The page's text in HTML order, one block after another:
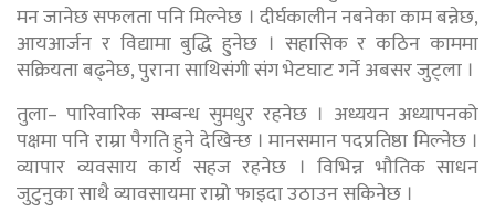
मन जानेछ सफलता पनि मिल्नेछ । दीर्घकालीन नबनेका काम बन्नेछ,
आयआर्जन र विद्यामा बुद्धि हु्नेछ । सहासिक र कठिन काममा
सक्रियता बढ्नेछ, पुराना साथिसंगी संग भेटघाट गर्ने अबसर जुट्ला ।
तुला– पारिवारिक सम्बन्ध सुमधुर रहनेछ । अध्ययन अध्यापनको
पक्षमा पनि राम्रा पैगति हुने देखिन्छ । मानसमान पदप्रतिष्ठा मिल्नेछ ।
व्यापार व्यवसाय कार्य सहज रहनेछ । विभिन्न भौतिक साधन
जुटुनुका साथै व्यावसायमा राम्रो फाइदा उठाउन सकिनेछ ।